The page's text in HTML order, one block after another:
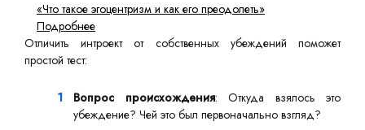
«Что такое эгоцентризм и как его преодолеть»
Подробнее
Отличить интроект от собственных убеждений поможет
простой тест:
Вопрос происхождения: Откуда взялось это
убеждение? Чей это был первоначально взгляд?